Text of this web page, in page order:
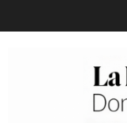
to